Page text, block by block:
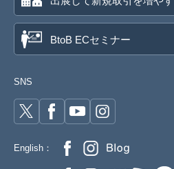
BtoB ECセミナー
SNS
English：